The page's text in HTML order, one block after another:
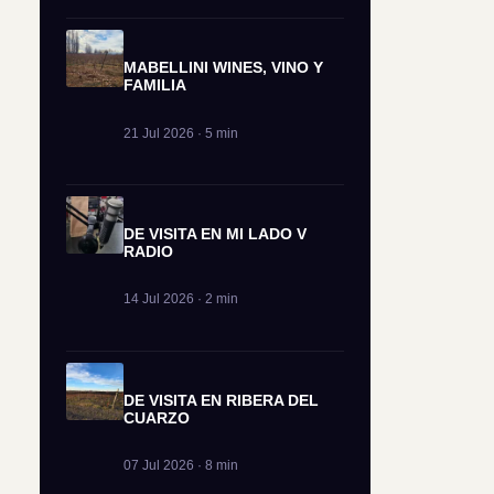
MABELLINI WINES, VINO Y
FAMILIA
21 Jul 2026 · 5 min
DE VISITA EN MI LADO V
RADIO
14 Jul 2026 · 2 min
DE VISITA EN RIBERA DEL
CUARZO
07 Jul 2026 · 8 min